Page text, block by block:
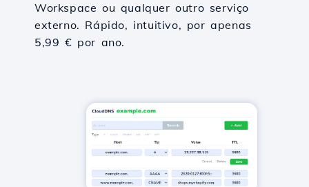
Workspace ou qualquer outro serviço
externo. Rápido, intuitivo, por apenas
5,99 € por ano.